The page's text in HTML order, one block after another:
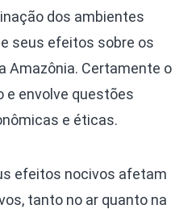
dos ambientes
seus efeitos sobre os
Amazônia. Certamente o
e envolve questões
e éticas.
efeitos nocivos afetam
tanto no ar quanto na